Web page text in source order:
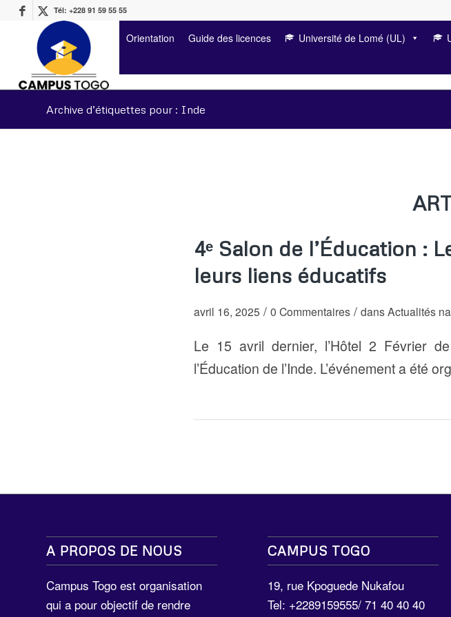
Tél: +228 91 59 55 55
Orientation Guide des licences Université de Lomé (UL)
Archive d’étiquettes pour : Inde
4ᵉ Salon de l’Éducation :
leurs liens éducatifs
avril 16, 2025 / 0 Commentaires / dansActualités
Le 15 avril dernier, l’Hôtel 2 Février
l’Éducation de l’Inde. L’événement a été
A PROPOS DE NOUS
Campus Togo est organisation
qui a pour objectif de rendre
CAMPUS TOGO
19, rue Kpoguede Nukafou
Tel: +2289159555/ 71 40 40 40